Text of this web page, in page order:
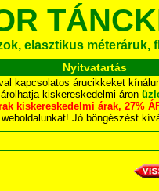
elasztikus
Nyitvatartás
kapcsolatos árucikkeket
kiskereskedelmi áron
kiskereskedelmi árak, 27%
Jó böngészést